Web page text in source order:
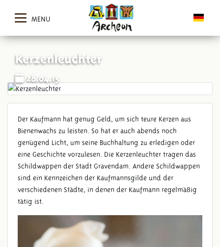
MENU
Kerzenleuchter
28.04.15
Der Kaufmann hat genug Geld, um sich teure Kerzen aus
Bienenwachs zu leisten. So hat er auch abends noch
genügend Licht, um seine Buchhaltung zu erledigen oder
eine Geschichte vorzulesen. Die Kerzenleuchter tragen das
Schildwappen der Stadt Gravendam. Andere Schildwappen
sind ein Kennzeichen der Kaufmannsgilde und der
verschiedenen Städte, in denen der Kaufmann regelmäßig
tätig ist.